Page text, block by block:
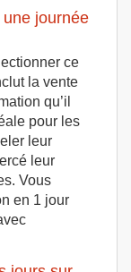
journée
ce
la vente
qu’il
pour les
leur
leur
Vous
en 1 jour